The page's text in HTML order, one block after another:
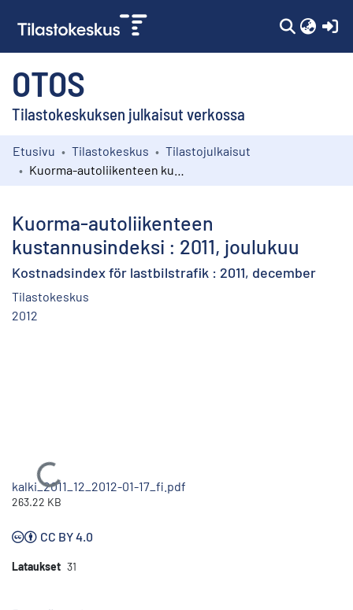
OTOS
Tilastokeskuksen julkaisut verkossa
Kokoelmat
Etusivu Tilastokeskus
Tilastojulkaisut
Kuorma-autoliikenteen
kustannusindeksi : 2011, joulukuu
Kostnadsindex för lastbilstrafik : 2011, december
Tilastokeskus
2012
Ladataan...
kalki_2011_12_2012-01-17_fi.pdf
263.22 KB
CC BY 4.0
Lataukset 31